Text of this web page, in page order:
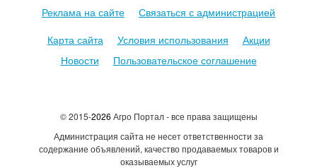
© 2015-2026 Агро Портал - все права защищены
Администрация сайта не несет ответственности за
содержание объявлений, качество продаваемых товаров и
оказываемых услуг
Реклама на сайте
Связаться с администрацией
Карта сайта
Условия использования
Акции
Новости
Пользовательское соглашение